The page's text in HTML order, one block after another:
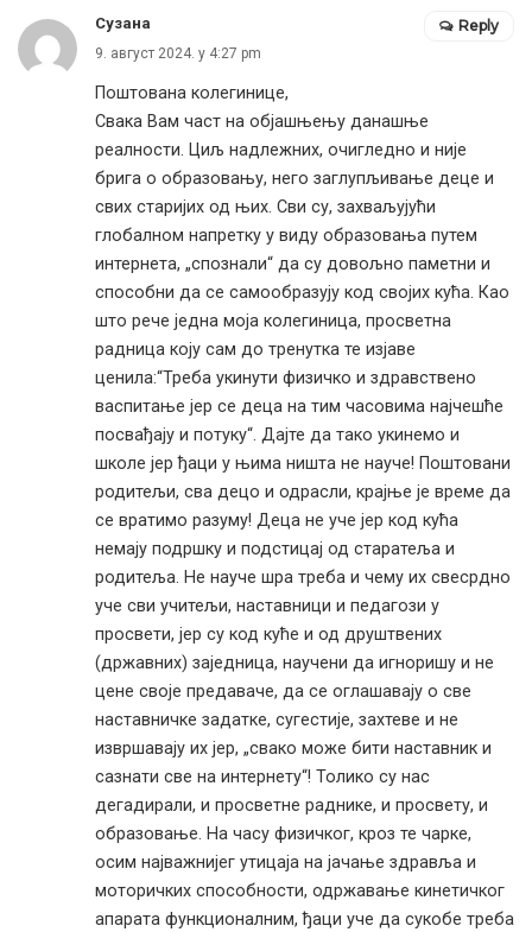
Сузана
9. август 2024. у 4:27 pm
Поштована колегинице,
Свака Вам част на објашњењу данашње
реалности. Циљ надлежних, очигледно и није
брига о образовању, него заглупљивање деце и
свих старијих од њих. Сви су, захваљујући
глобалном напретку у виду образовања путем
интернета, „спознали“ да су довољно паметни и
способни да се самообразују код својих кућа. Као
што рече једна моја колегиница, просветна
радница коју сам до тренутка те изјаве
ценила:“Треба укинути физичко и здравствено
васпитање јер се деца на тим часовима најчешће
посвађају и потуку“. Дајте да тако укинемо и
школе јер ђаци у њима ништа не науче! Поштовани
родитељи, сва децо и одрасли, крајње је време да
се вратимо разуму! Деца не уче јер код кућа
немају подршку и подстицај од старатеља и
родитеља. Не науче шра треба и чему их свесрдно
уче сви учитељи, наставници и педагози у
просвети, јер су код куће и од друштвених
(државних) заједница, научени да игноришу и не
цене своје предаваче, да се оглашавају о све
наставничке задатке, сугестије, захтеве и не
извршавају их јер, „свако може бити наставник и
сазнати све на интернету“! Толико су нас
дегадирали, и просветне раднике, и просвету, и
образовање. На часу физичког, кроз те чарке,
осим најважнијег утицаја на јачање здравља и
моторичких способности, одржавање кинетичког
апарата функционалним, ђаци уче да сукобе треба
Reply